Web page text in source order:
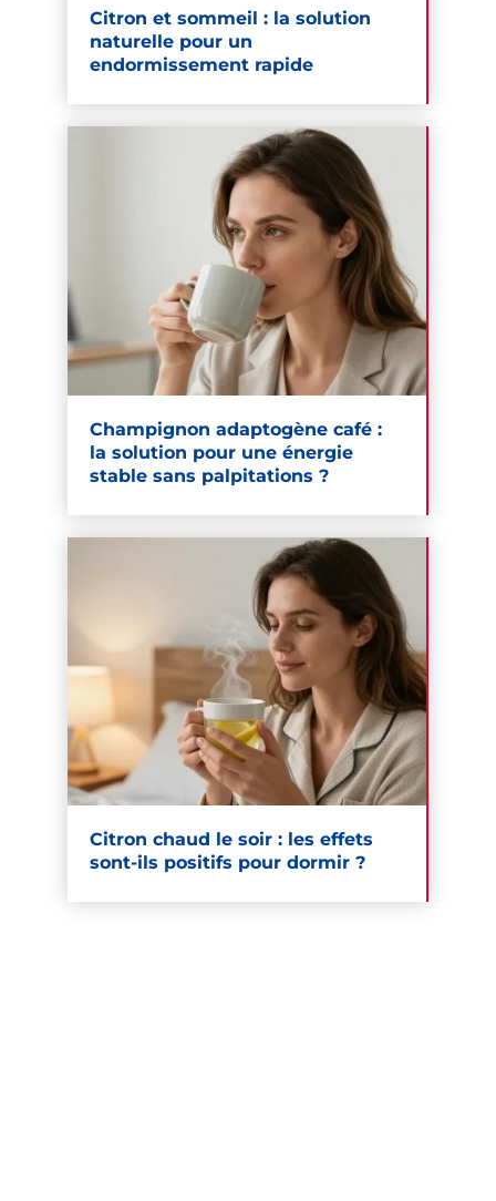
Citron et sommeil : la solution
naturelle pour un
endormissement rapide
Champignon adaptogène café :
la solution pour une énergie
stable sans palpitations ?
Citron chaud le soir : les effets
sont-ils positifs pour dormir ?